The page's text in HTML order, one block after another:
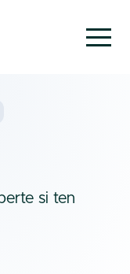
si ten